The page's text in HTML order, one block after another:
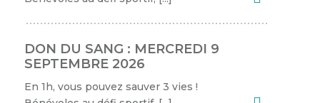
DON DU SANG : MERCREDI 9
SEPTEMBRE 2026
En 1h, vous pouvez sauver 3 vies !